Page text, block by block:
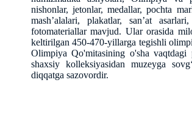
nishonlar, jetonlar, medallar, pochta
mash’alalari, plakatlar, san’at
fotomateriallar mavjud. Ular orasida
keltirilgan 450-470-yillarga tegishli
Olimpiya Qo'mitasining o'sha
shaxsiy kolleksiyasidan muzeyga
diqqatga sazovordir.